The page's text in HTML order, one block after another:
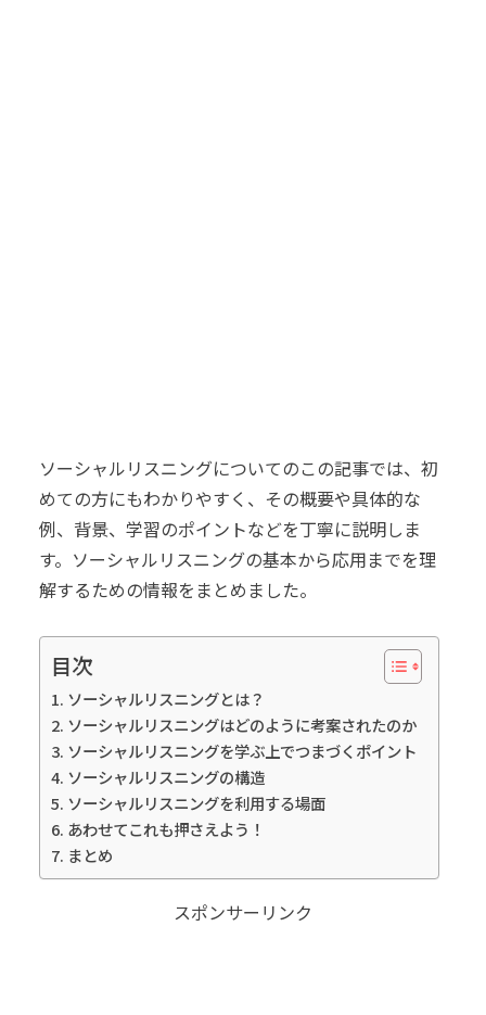
ソーシャルリスニングについてのこの記事では、初
めての方にもわかりやすく、その概要や具体的な
例、背景、学習のポイントなどを丁寧に説明しま
す。ソーシャルリスニングの基本から応用までを理
解するための情報をまとめました。
目次
ソーシャルリスニングとは？
ソーシャルリスニングはどのように考案されたのか
ソーシャルリスニングを学ぶ上でつまづくポイント
ソーシャルリスニングの構造
ソーシャルリスニングを利用する場面
あわせてこれも押さえよう！
まとめ
スポンサーリンク